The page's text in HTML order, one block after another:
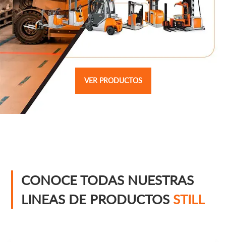
VER PRODUCTOS
CONOCE TODAS NUESTRAS
LINEAS DE PRODUCTOS STILL